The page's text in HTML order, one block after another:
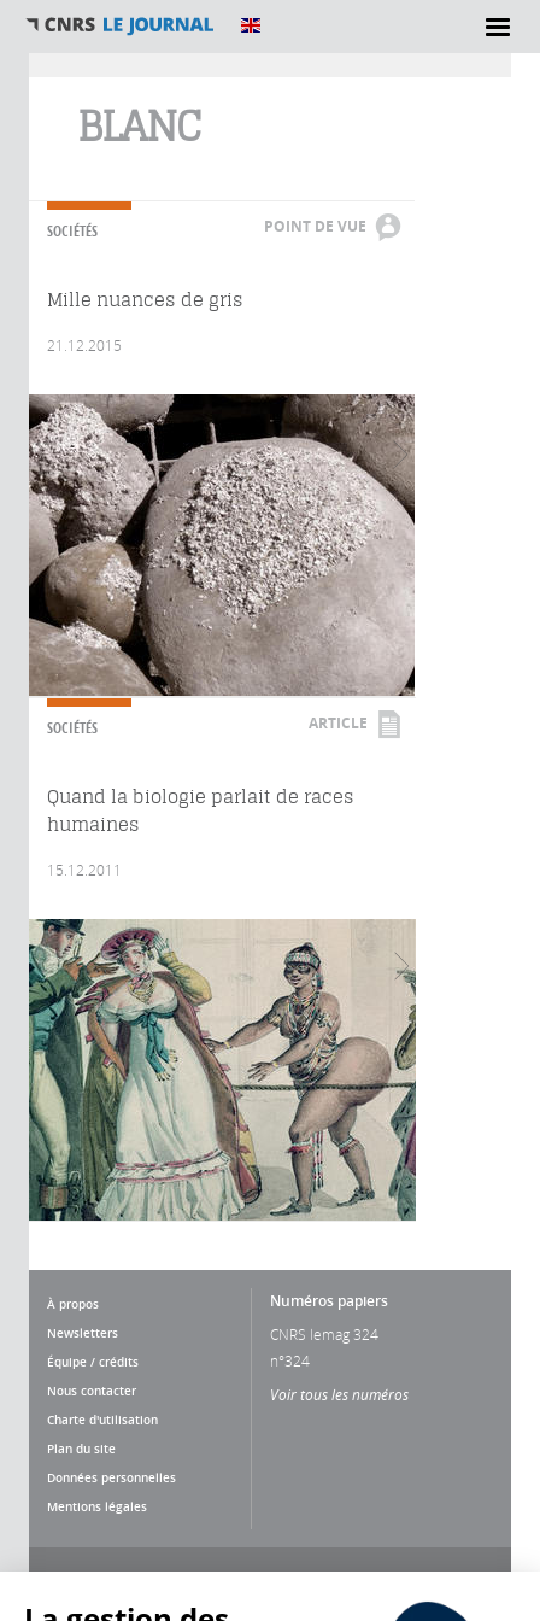
BLANC
SOCIÉTÉS POINT DE VUE
Mille nuances de gris
21.12.2015
SOCIÉTÉS ARTICLE
Quand la biologie parlait de races
humaines
15.12.2011
À propos
Newsletters
Équipe / crédits
Nous contacter
Charte d'utilisation
Plan du site
Données personnelles
Mentions légales
Numéros papiers
CNRS lemag 324
n°324
Voir tous les numéros